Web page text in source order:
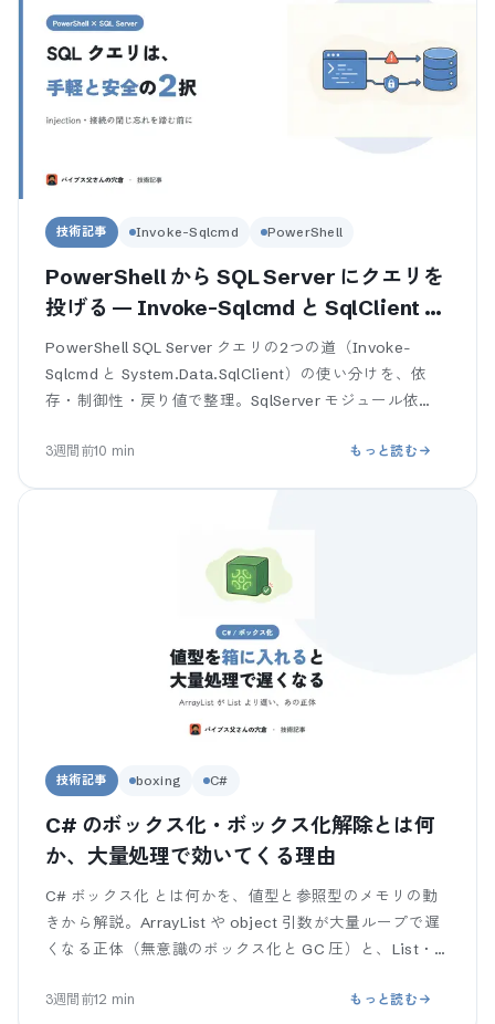
技術記事 Invoke-Sqlcmd PowerShell
PowerShell から SQL Server にクエリを
投げる — Invoke-Sqlcmd と SqlClient の
使い分けと業務SEが踏む罠
PowerShell SQL Server クエリの2つの道（Invoke-
Sqlcmd と System.Data.SqlClient）の使い分けを、依
存・制御性・戻り値で整理。SqlServer モジュール依
3週間前10 min もっと読む
技術記事 boxing C#
C# のボックス化・ボックス化解除とは何
か、大量処理で効いてくる理由
C# ボックス化 とは何かを、値型と参照型のメモリの動
きから解説。ArrayList や object 引数が大量ループで遅
くなる正体（無意識のボックス化と GC 圧）と、List・
ードで整
3週間前12 min もっと読む